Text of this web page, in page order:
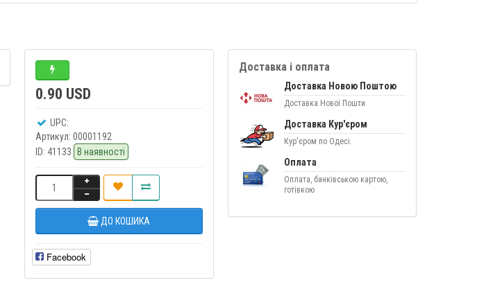
0.90 USD
UPC:
Артикул: 00001192
ID: 41133 В наявності
ДО КОШИКА
Facebook
Доставка і оплата
Доставка Новою Поштою
Доставка Нової Пошти
Доставка Кур'єром
Кур'єром по Одесі.
Оплата
Оплата, банківською картою,
готівкою